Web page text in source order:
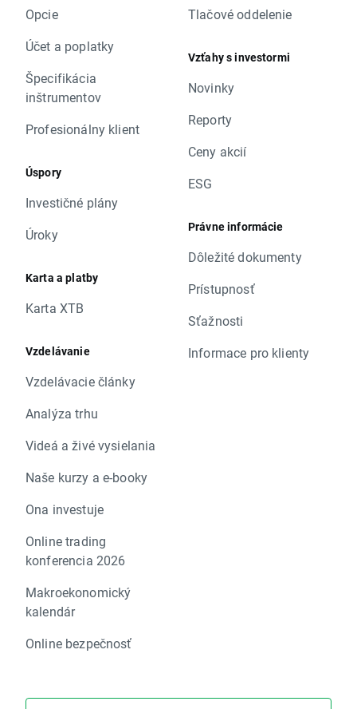
Opcie
Účet a poplatky
Špecifikácia
inštrumentov
Profesionálny klient
Úspory
Investičné plány
Úroky
Karta a platby
Karta XTB
Vzdelávanie
Vzdelávacie články
Analýza trhu
Videá a živé vysielania
Naše kurzy a e-booky
Ona investuje
Online trading
konferencia 2026
Makroekonomický
kalendár
Online bezpečnosť
Tlačové oddelenie
Vzťahy s investormi
Novinky
Reporty
Ceny akcií
ESG
Právne informácie
Dôležité dokumenty
Prístupnosť
Sťažnosti
Informace pro klienty